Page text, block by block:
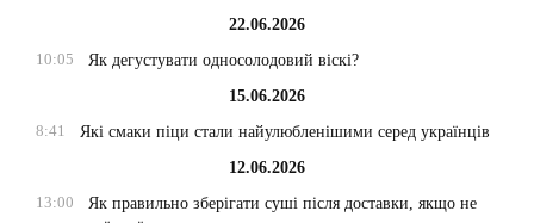
22.06.2026
10:05
Як дегустувати односолодовий віскі?
15.06.2026
8:41
Які смаки піци стали найулюбленішими серед українців
12.06.2026
13:00
Як правильно зберігати суші після доставки, якщо не